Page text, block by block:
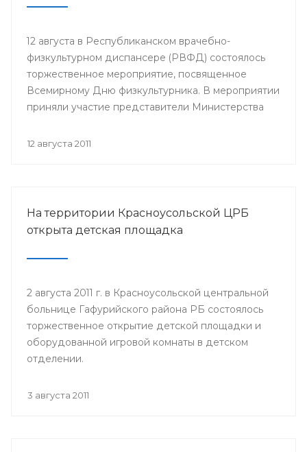
12 августа в Республиканском врачебно-
физкультурном диспансере (РВФД) состоялось
торжественное мероприятие, посвященное
Всемирному Дню физкультурника. В мероприятии
приняли участие представители Министерства
руководство и медицинский персонал РВФД,
12 августа 2011
На территории Красноусольской ЦРБ
открыта детская площадка
2 августа 2011 г. в Красноусольской центральной
больнице Гафурийского района РБ состоялось
торжественное открытие детской площадки и
оборудованной игровой комнаты в детском
отделении.
3 августа 2011